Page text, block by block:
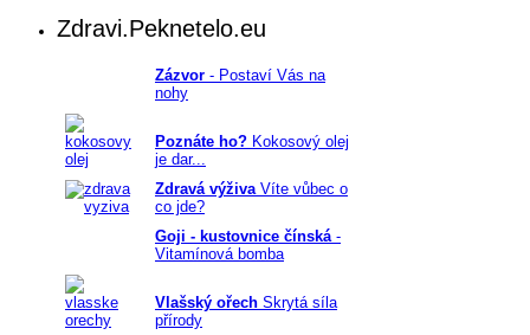
Zdravi.Peknetelo.eu
Zázvor - Postaví Vás na
nohy
Poznáte ho? Kokosový olej
je dar...
Zdravá výživa Víte vůbec o
co jde?
Goji - kustovnice čínská -
Vitamínová bomba
Vlašský ořech Skrytá síla
přírody